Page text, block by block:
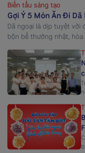
Biến tấu sáng tạo
Gợi Ý 5 Món Ăn Đi
Dã ngoại là dịp tuyệt vời
bộn bề thường nhật,
vẹn, việc chuẩn bị các